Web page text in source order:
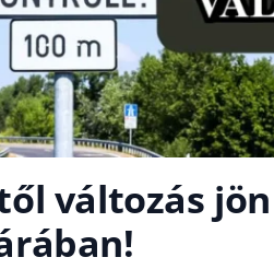
változás